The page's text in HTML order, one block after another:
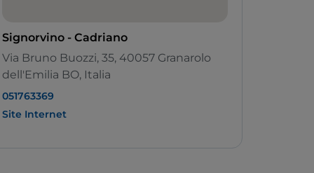
Signorvino - Cadriano
Via Bruno Buozzi, 35, 40057 Granarolo
dell'Emilia BO, Italia
051763369
Site Internet